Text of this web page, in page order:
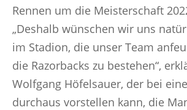
Rennen um die Meisterschaft
„Deshalb wünschen wir uns
im Stadion, die unser Team
die Razorbacks zu bestehen“,
Wolfgang Höfelsauer, der bei
durchaus vorstellen kann, die